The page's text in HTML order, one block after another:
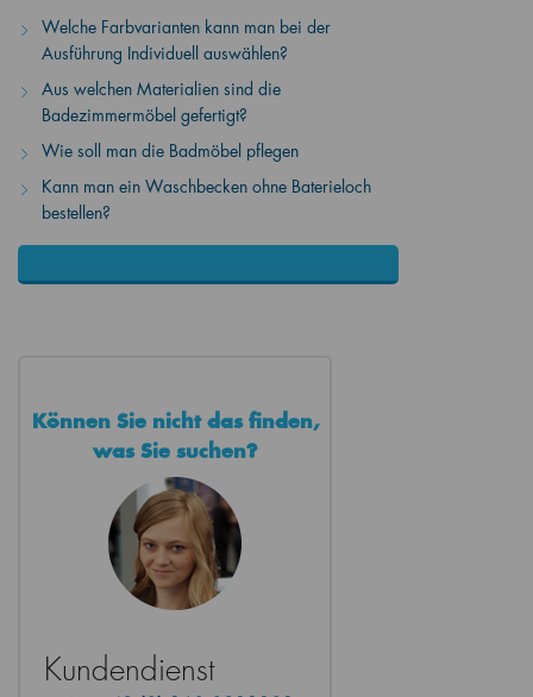
Welche Farbvarianten kann man bei der
Ausführung Individuell auswählen?
Aus welchen Materialien sind die
Badezimmermöbel gefertigt?
Wie soll man die Badmöbel pflegen
Kann man ein Waschbecken ohne Baterieloch
bestellen?
Können Sie nicht das finden,
was Sie suchen?
Kundendienst